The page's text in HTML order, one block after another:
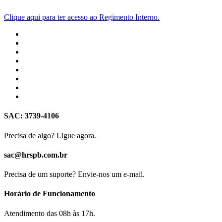
Declaração Não Remuneração Dirigentes 2024
Clique aqui para ter acesso ao Regimento Interno.
SAC: 3739-4106
Precisa de algo? Ligue agora.
sac@hrspb.com.br
Precisa de um suporte? Envie-nos um e-mail.
Horário de Funcionamento
Atendimento das 08h às 17h.